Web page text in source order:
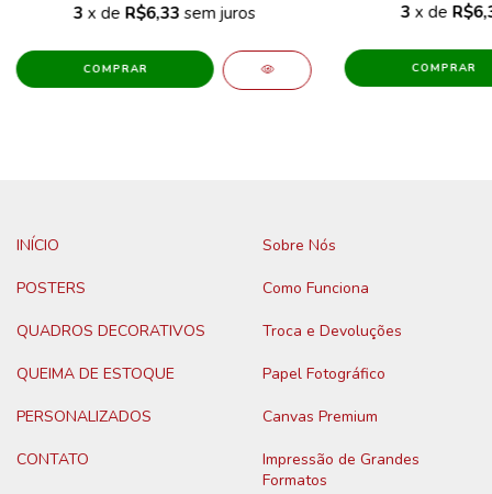
3 x de R$6,33 sem juros
COMPRAR
3 x de
COMPRAR
INÍCIO
POSTERS
QUADROS DECORATIVOS
QUEIMA DE ESTOQUE
PERSONALIZADOS
CONTATO
Sobre Nós
Como Funciona
Troca e Devoluções
Papel Fotográfico
Canvas Premium
Impressão de Grandes
Formatos